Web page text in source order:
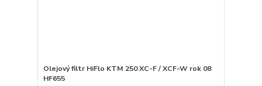
Olejový filtr HiFlo KTM 250 XC-F / XCF-W rok 08
HF655